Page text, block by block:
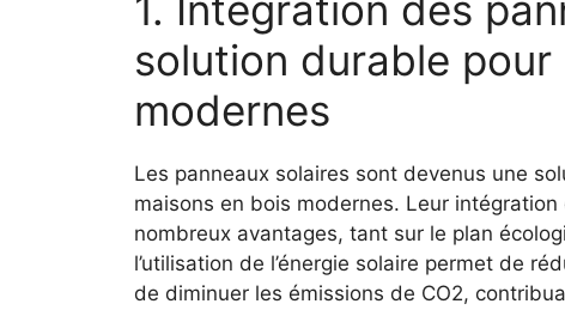
solution durable
‌modernes
Les panneaux solaires ⁤sont devenus une​
maisons en bois modernes. Leur
nombreux⁢ avantages, tant sur le⁤ plan
l’utilisation de l’énergie solaire permet de
de diminuer‍ les émissions de CO2,⁤